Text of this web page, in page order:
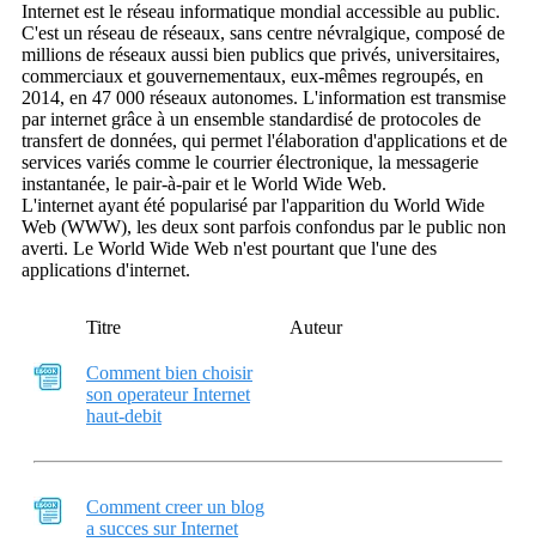
Internet est le réseau informatique mondial accessible au public.
C'est un réseau de réseaux, sans centre névralgique, composé de
millions de réseaux aussi bien publics que privés, universitaires,
commerciaux et gouvernementaux, eux-mêmes regroupés, en
2014, en 47 000 réseaux autonomes. L'information est transmise
par internet grâce à un ensemble standardisé de protocoles de
transfert de données, qui permet l'élaboration d'applications et de
services variés comme le courrier électronique, la messagerie
instantanée, le pair-à-pair et le World Wide Web.
L'internet ayant été popularisé par l'apparition du World Wide
Web (WWW), les deux sont parfois confondus par le public non
averti. Le World Wide Web n'est pourtant que l'une des
applications d'internet.
Titre Auteur
Comment bien choisir
son operateur Internet
haut-debit
Comment creer un blog
a succes sur Internet